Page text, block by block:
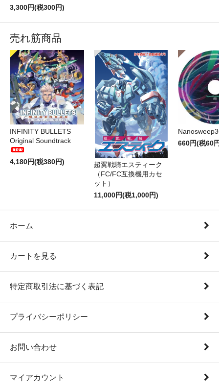
3,300円(税300円)
売れ筋商品
INFINITY BULLETS
Original Soundtrack
4,180円(税380円)
超翼戦騎エスティーク
（FC/FC互換機用カセ
ット）
11,000円(税1,000円)
660円(税60
ホーム
カートを見る
特定商取引法に基づく表記
プライバシーポリシー
お問い合わせ
マイアカウント